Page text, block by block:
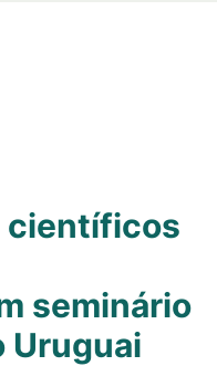
científicos
seminário
Uruguai